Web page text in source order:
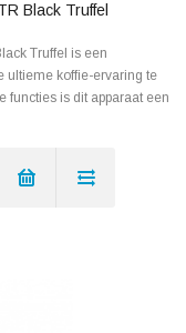
Black Truffel
Truffel is een
ultieme koffie-ervaring te
functies is dit apparaat een